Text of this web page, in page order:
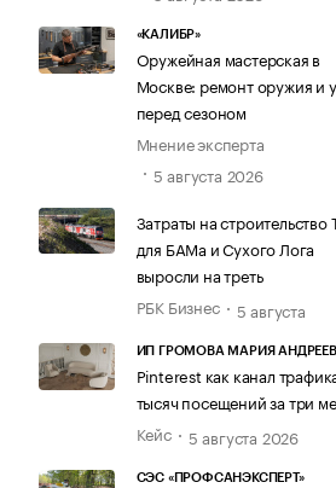
«КАЛИБР»
Оружейная мастерская в
Москве: ремонт оружия и
перед сезоном
Мнение эксперта
5 августа 2026
Затраты на строительство
для БАМа и Сухого Лога
выросли на треть
РБК Бизнес
5 августа
ИП ГРОМОВА МАРИЯ
Pinterest как канал
тысяч посещений за три
Кейс
5 августа 2026
СЭС «ПРОФСАНЭКСПЕРТ»